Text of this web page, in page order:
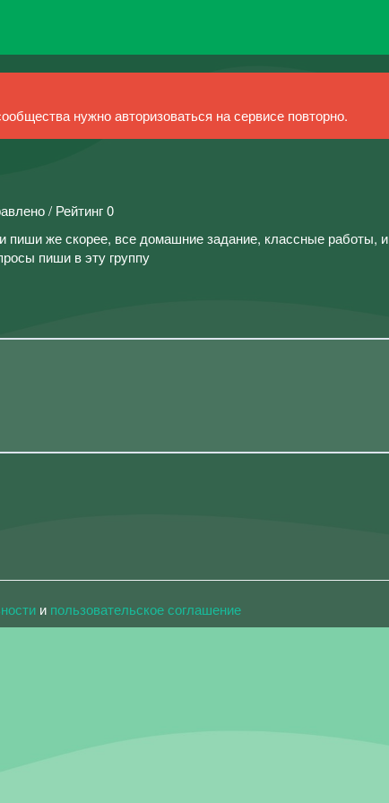
нужно авторизоваться на сервисе повторно.
/ Рейтинг 0
же скорее, все домашние задание, классные работы, и
пиши в эту группу
и пользовательское соглашение